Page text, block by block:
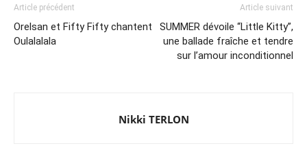
Article précédent
Orelsan et Fifty Fifty chantent
Oulalalala
Article suivant
SUMMER dévoile “Little Kitty”,
une ballade fraîche et tendre
sur l’amour inconditionnel
Nikki TERLON